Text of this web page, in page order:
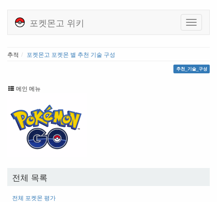
포켓몬고 위키
추적 포켓몬고 포켓몬 별 추천 기술 구성
추천_기술_구성
메인 메뉴
전체 목록
전체 포켓몬 평가